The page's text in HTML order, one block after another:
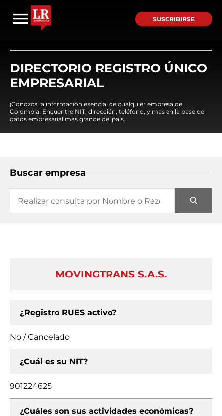
SUSCRIBIRSE
DIRECTORIO REGISTRO ÚNICO
EMPRESARIAL
¡Conozca la información esencial de cualquier empresa de
Colombia! Encuentre NIT, dirección, teléfono, y mas en la base de
datos empresarial mas grande del país.
Buscar empresa
MOVINGTRANS S.A.S.
¿Registro RUES activo?
No / Cancelado
¿Cuál es su NIT?
901224625
¿Cuáles son sus actividades económicas?